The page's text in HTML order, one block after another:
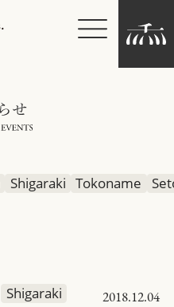
Shigaraki Tokoname
Shigaraki 2018.12.04